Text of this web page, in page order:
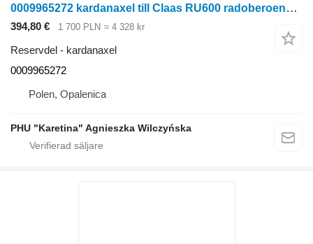
0009965272 kardanaxel till Claas RU600 radoberoende skärbord för majsskörd
394,80 € 1 700 PLN ≈ 4 328 kr
Reservdel - kardanaxel
0009965272
Polen, Opalenica
PHU "Karetina" Agnieszka Wilczyńska